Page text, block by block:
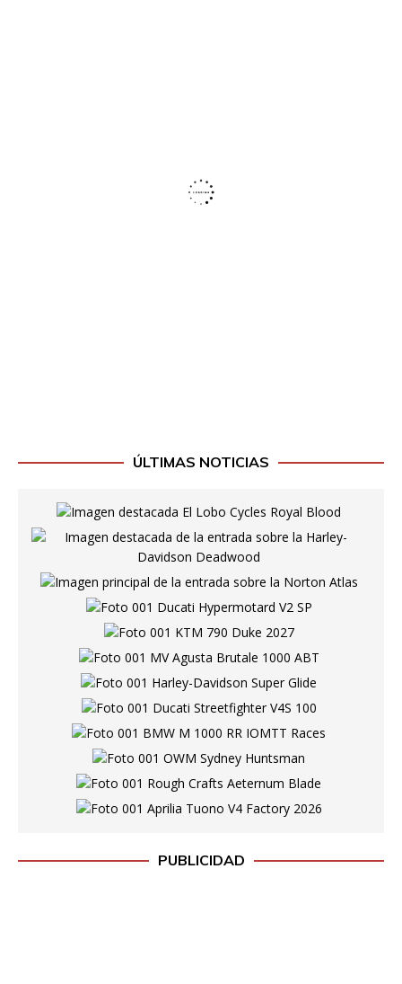
ÚLTIMAS NOTICIAS
PUBLICIDAD